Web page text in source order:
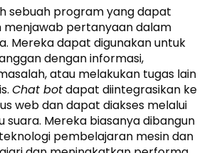
sebuah program yang dapat
menjawab pertanyaan dalam
Mereka dapat digunakan untuk
dengan informasi,
atau melakukan tugas lain
Chat botdapat diintegrasikan ke
web dan dapat diakses melalui
suara. Mereka biasanya dibangun
pembelajaran mesin dan